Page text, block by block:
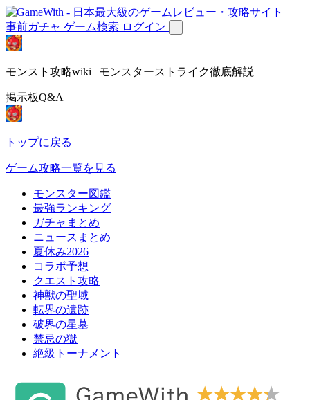
事前ガチャ ゲーム検索 ログイン
モンスト攻略wiki | モンスターストライク徹底解説
掲示板Q&A
トップに戻る
ゲーム攻略一覧を見る
モンスター図鑑
最強ランキング
ガチャまとめ
ニュースまとめ
夏休み2026
コラボ予想
クエスト攻略
神獣の聖域
転界の遺跡
破界の星墓
禁忌の獄
絶級トーナメント